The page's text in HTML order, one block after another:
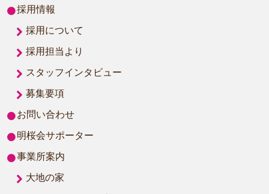
採用情報
採用について
採用担当より
スタッフインタビュー
募集要項
お問い合わせ
明桜会サポーター
事業所案内
大地の家